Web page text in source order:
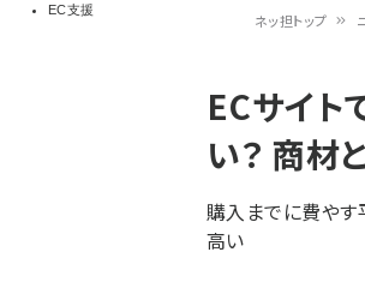
EC支援
ン
く
ず
ネッ担トップ
ECサイト
い？ 商材
購入までに費やす
高い